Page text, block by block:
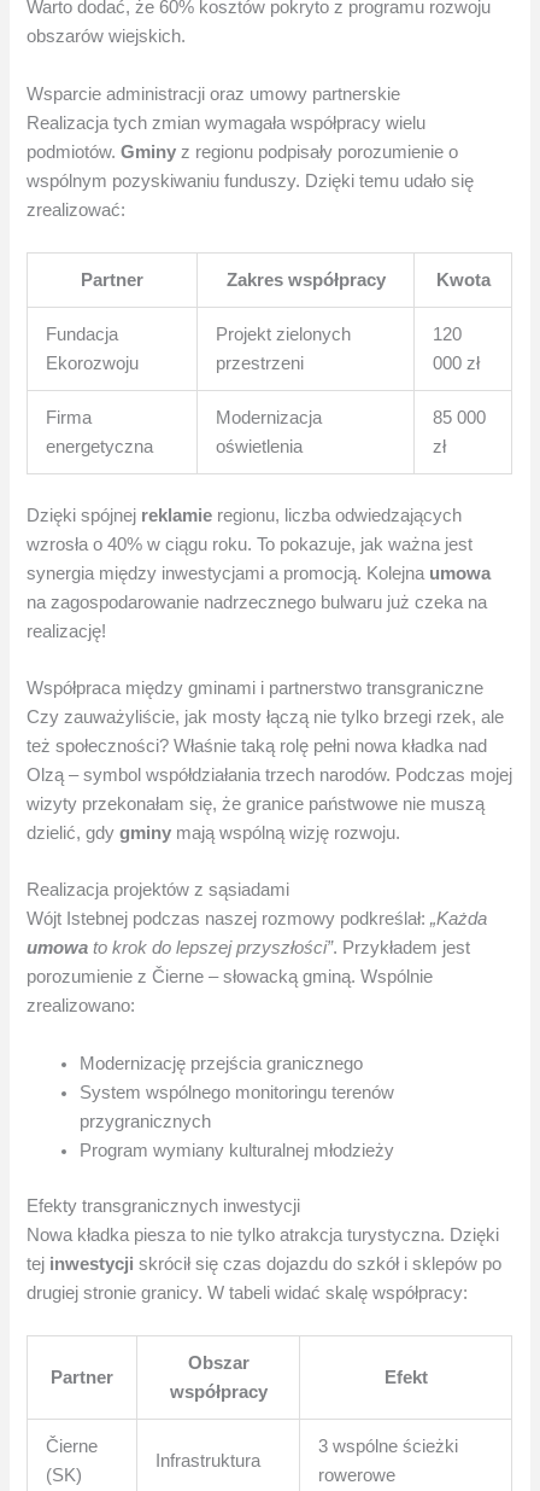
Warto dodać, że 60% kosztów pokryto z programu rozwoju
obszarów wiejskich.
Wsparcie administracji oraz umowy partnerskie
Realizacja tych zmian wymagała współpracy wielu
podmiotów.Gminy z regionu podpisały porozumienie o
wspólnym pozyskiwaniu funduszy. Dzięki temu udało się
zrealizować:
Partner Zakres współpracy Kwota
Fundacja
Ekorozwoju
Projekt zielonych
przestrzeni
120
000 zł
Firma
energetyczna
Modernizacja
oświetlenia
85 000
zł
Dzięki spójnej reklamie regionu, liczba odwiedzających
wzrosła o 40% w ciągu roku. To pokazuje, jak ważna jest
synergia między inwestycjami a promocją. Kolejna umowa
na zagospodarowanie nadrzecznego bulwaru już czeka na
realizację!
Współpraca między gminami i partnerstwo transgraniczne
Czy zauważyliście, jak mosty łączą nie tylko brzegi rzek, ale
też społeczności? Właśnie taką rolę pełni nowa kładka nad
Olzą – symbol współdziałania trzech narodów. Podczas mojej
wizyty przekonałam się, że granice państwowe nie muszą
dzielić, gdygminy mają wspólną wizję rozwoju.
Realizacja projektów z sąsiadami
Wójt Istebnej podczas naszej rozmowy podkreślał:„Każda
umowa to krok do lepszej przyszłości”. Przykładem jest
porozumienie z Čierne – słowacką gminą. Wspólnie
zrealizowano:
Modernizację przejścia granicznego
System wspólnego monitoringu terenów
przygranicznych
Program wymiany kulturalnej młodzieży
Efekty transgranicznych inwestycji
Nowa kładka piesza to nie tylko atrakcja turystyczna. Dzięki
tej inwestycji skrócił się czas dojazdu do szkół i sklepów po
drugiej stronie granicy. W tabeli widać skalę współpracy:
Partner
Obszar
współpracy
Efekt
Čierne
(SK)
Infrastruktura
3 wspólne ścieżki
rowerowe